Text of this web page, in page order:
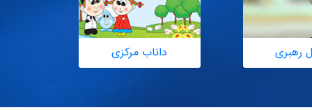
رهبری داناب مرکزی